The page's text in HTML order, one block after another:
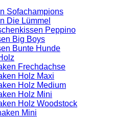
Sofachampions
Die Lümmel
Peppino
Big Boys
Bunte Hunde
Frechdachse
Holz Maxi
Holz Medium
Holz Mini
Holz Woodstock
Mini